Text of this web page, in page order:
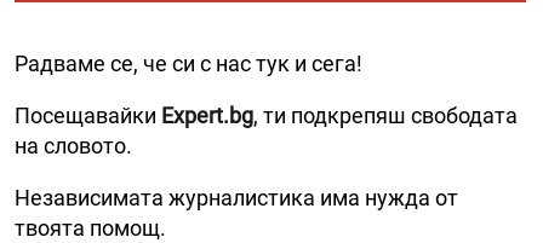
Радваме се, че си с нас тук и сега!
Посещавайки Expert.bg, ти подкрепяш свободата
на словото.
Независимата журналистика има нужда от
твоята помощ.